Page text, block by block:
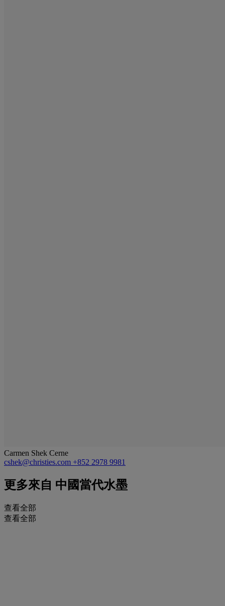
Carmen Shek Cerne
cshek@christies.com +852 2978 9981
更多來自 中國當代水墨
查看全部
查看全部